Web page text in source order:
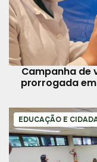
Campanha de
prorrogada
EDUCAÇÃO E